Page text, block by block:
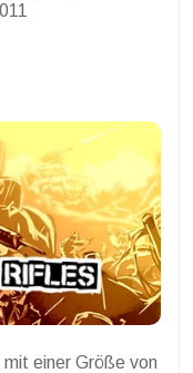
einer Größe von